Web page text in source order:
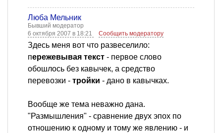
Люба Мельник
Бывший модератор
6 октября 2007 в 18:21
Сообщить модератору
Здесь меня вот что развеселило:
пережевывая текст - первое слово
обошлось без кавычек, а средство
перевозки - тройки - дано в кавычках.
Вообще же тема неважно дана.
"Размышления" - сравнение двух эпох по
отношению к одному и тому же явлению - и